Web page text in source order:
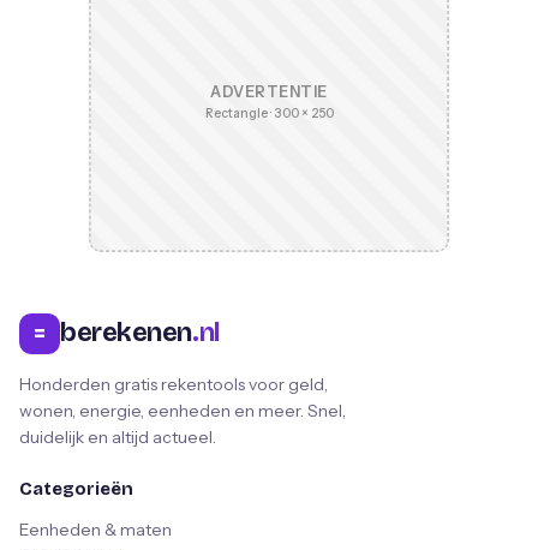
ADVERTENTIE
Rectangle · 300 × 250
= berekenen.nl
Honderden gratis rekentools voor geld,
wonen, energie, eenheden en meer. Snel,
duidelijk en altijd actueel.
Categorieën
Eenheden & maten